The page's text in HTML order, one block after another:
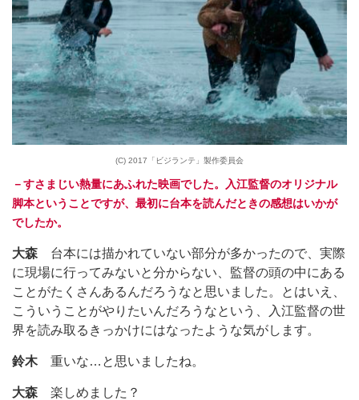
(C) 2017「ビジランテ」製作委員会
－すさまじい熱量にあふれた映画でした。入江監督のオリジナル
脚本ということですが、最初に台本を読んだときの感想はいかが
でしたか。
大森 台本には描かれていない部分が多かったので、実際
に現場に行ってみないと分からない、監督の頭の中にある
ことがたくさんあるんだろうなと思いました。とはいえ、
こういうことがやりたいんだろうなという、入江監督の世
界を読み取るきっかけにはなったような気がします。
鈴木 重いな…と思いましたね。
大森 楽しめました？